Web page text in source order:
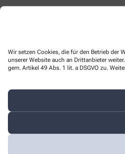
Wir setzen Cookies, die für den Betrieb der
unserer Website auch an Drittanbieter
gem. Artikel 49 Abs. 1 lit. a DSGVO zu.